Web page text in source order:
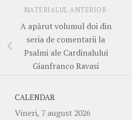
MATERIALUL ANTERIOR
A apărut volumul doi din
seria de comentarii la
Psalmi ale Cardinalului
Gianfranco Ravasi
CALENDAR
Vineri, 7 august 2026